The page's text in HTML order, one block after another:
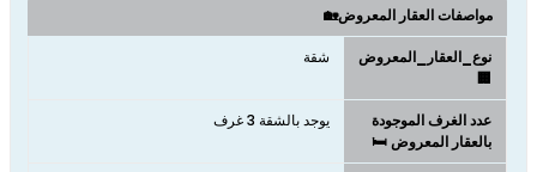
مواصفات العقار المعروض🏡
نوع_العقار_المعروض
🏢
شقة
عدد الغرف الموجودة
بالعقار المعروض 🛏️
يوجد بالشقة 3 غرف